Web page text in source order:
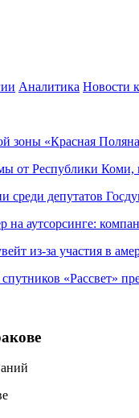
Аналитика Новости
зоны «Красная
от Республики Коми,
среди депутатов
на аутсорсинге:
из-за участия в
«Рассвет»